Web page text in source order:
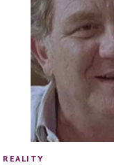
REALITY